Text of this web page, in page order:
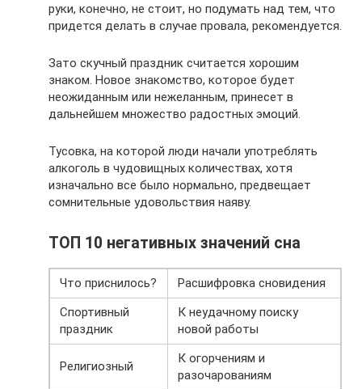
руки, конечно, не стоит, но подумать над тем, что
придется делать в случае провала, рекомендуется.
Зато скучный праздник считается хорошим
знаком. Новое знакомство, которое будет
неожиданным или нежеланным, принесет в
дальнейшем множество радостных эмоций.
Тусовка, на которой люди начали употреблять
алкоголь в чудовищных количествах, хотя
изначально все было нормально, предвещает
сомнительные удовольствия наяву.
ТОП 10 негативных значений сна
Что приснилось?
Расшифровка сновидения
Спортивный
праздник
К неудачному поиску
новой работы
Религиозный
К огорчениям и
разочарованиям